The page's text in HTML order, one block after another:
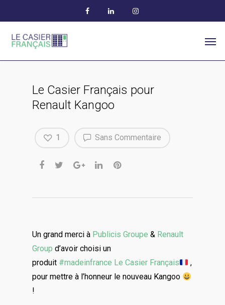
Le Casier Français pour
Renault Kangoo
Sans Commentaire
1
Un grand merci à Publicis Groupe & Renault
Group d’avoir choisi un
produit #madeinfrance Le Casier Français
,
pour mettre à l’honneur le nouveau Kangoo
!